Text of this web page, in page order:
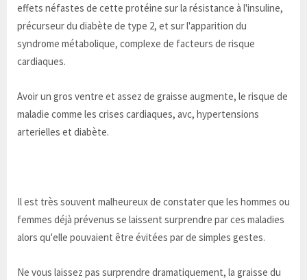
effets néfastes de cette protéine sur la résistance à l'insuline,
précurseur du diabète de type 2, et sur l'apparition du
syndrome métabolique, complexe de facteurs de risque
cardiaques.
Avoir un gros ventre et assez de graisse augmente, le risque de
maladie comme les crises cardiaques, avc, hypertensions
arterielles et diabète.
Il est très souvent malheureux de constater que les hommes ou
femmes déjà prévenus se laissent surprendre par ces maladies
alors qu'elle pouvaient être évitées par de simples gestes.
Ne vous laissez pas surprendre dramatiquement, la graisse du